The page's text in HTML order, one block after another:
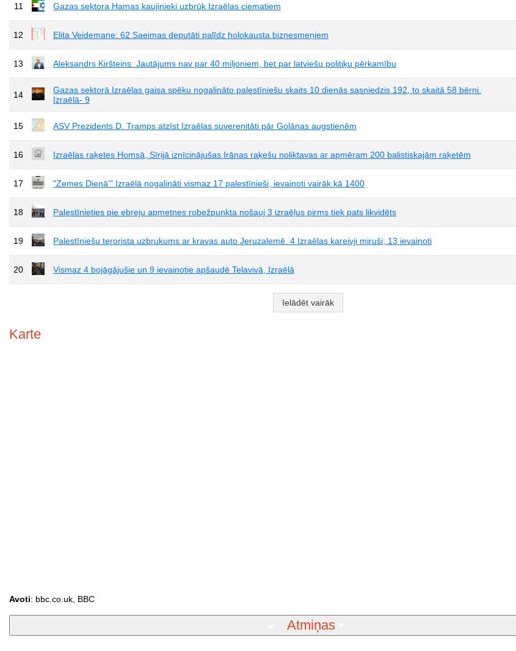
11 Gazas sektora Hamas kaujinieki uzbrūk Izraēlas ciematiem
12 Elita Veidemane: 62 Saeimas deputāti palīdz holokausta biznesmeņiem
13 Aleksandrs Kiršteins: Jautājums nav par 40 miljoniem, bet par latviešu politiķu pērkamību
14
Gazas sektorā Izraēlas gaisa spēku nogalināto palestīniešu skaits 10 dienās sasniedzis 192, to skaitā 58 bērni.
Izraēlā- 9
15 ASV Prezidents D. Tramps atzīst Izraēlas suverenitāti pār Golānas augstienēm
16 Izraēlas raķetes Homsā, Sīrijā iznīcinājušas Irānas raķešu noliktavas ar apmēram 200 balistiskajām raķetēm
17 "Zemes Dienā'" Izraēlā nogalināti vismaz 17 palestīnieši, ievainoti vairāk kā 1400
18 Palestīnieties pie ebreju apmetnes robežpunkta nošauj 3 izraēļus pirms tiek pats likvidēts
19 Palestīniešu terorista uzbrukums ar kravas auto Jeruzalemē. 4 Izraēlas kareivji miruši; 13 ievainoti
20 Vismaz 4 bojāgājušie un 9 ievainotie apšaudē Telavivā, Izraēlā
Ielādēt vairāk
Karte
Avoti: bbc.co.uk, BBC
Atmiņas